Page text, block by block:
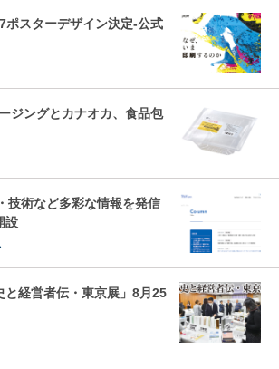
スターデザイン決定-公式
ジングとカナオカ、食品包
技術など多彩な情報を発信
設
と経営者伝・東京展」8月25